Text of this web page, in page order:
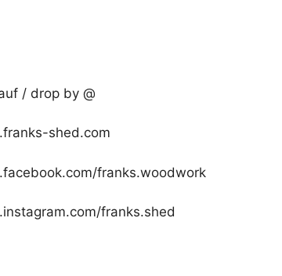
/ drop by @
shed.com
franks.woodwork
franks.shed